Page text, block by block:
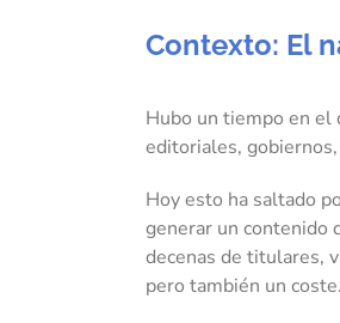
Contexto: El
Hubo un tiempo en el
editoriales,
Hoy esto ha saltado
generar un contenido
decenas de titulares,
pero también un coste.